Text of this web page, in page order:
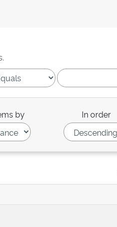
by In order